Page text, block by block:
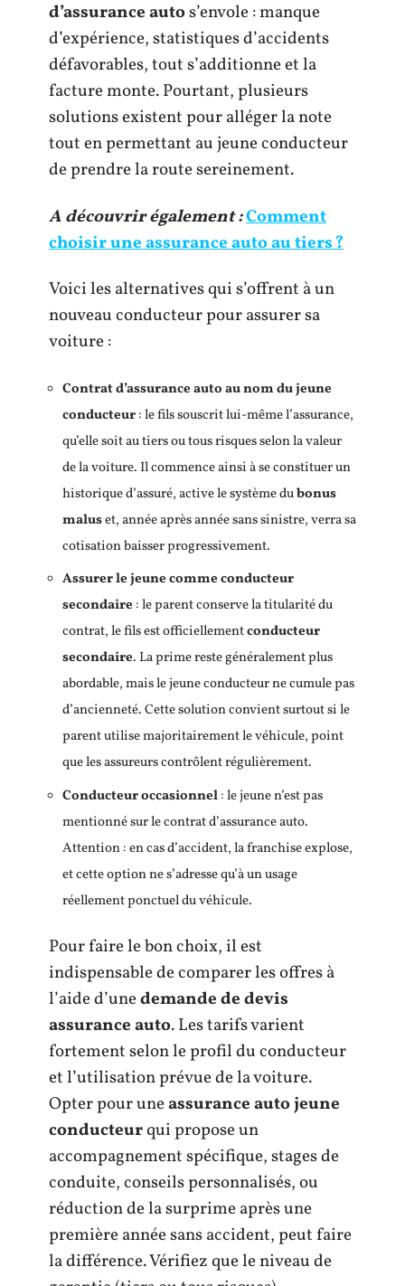
d’assurance autos’envole : manque
d’expérience, statistiques d’accidents
défavorables, tout s’additionne et la
facture monte. Pourtant, plusieurs
solutions existent pour alléger la note
tout en permettant au jeune conducteur
de prendre la route sereinement.
A découvrir également :Comment
choisir une assurance auto au tiers ?
Voici les alternatives qui s’offrent à un
nouveau conducteur pour assurer sa
voiture :
Contrat d’assurance auto au nom du jeune
conducteur: le fils souscrit lui-même l’assurance,
qu’elle soit au tiers ou tous risques selon la valeur
de la voiture. Il commence ainsi à se constituer un
historique d’assuré, active le système dubonus
maluset, année après année sans sinistre, verra sa
cotisation baisser progressivement.
Assurer le jeune comme conducteur
secondaire : le parent conserve la titularité du
contrat, le fils est officiellementconducteur
secondaire. La prime reste généralement plus
abordable, mais le jeune conducteur ne cumule pas
d’ancienneté. Cette solution convient surtout si le
parent utilise majoritairement le véhicule, point
que les assureurs contrôlent régulièrement.
Conducteur occasionnel: le jeune n’est pas
mentionné sur le contrat d’assurance auto.
Attention : en cas d’accident, la franchise explose,
et cette option ne s’adresse qu’à un usage
réellement ponctuel du véhicule.
Pour faire le bon choix, il est
indispensable de comparer les offres à
l’aide d’unedemande de devis
assurance auto. Les tarifs varient
fortement selon le profil du conducteur
et l’utilisation prévue de la voiture.
Opter pour uneassurance auto jeune
conducteurqui propose un
accompagnement spécifique, stages de
conduite, conseils personnalisés, ou
réduction de la surprime après une
première année sans accident, peut faire
la différence. Vérifiez que le niveau de